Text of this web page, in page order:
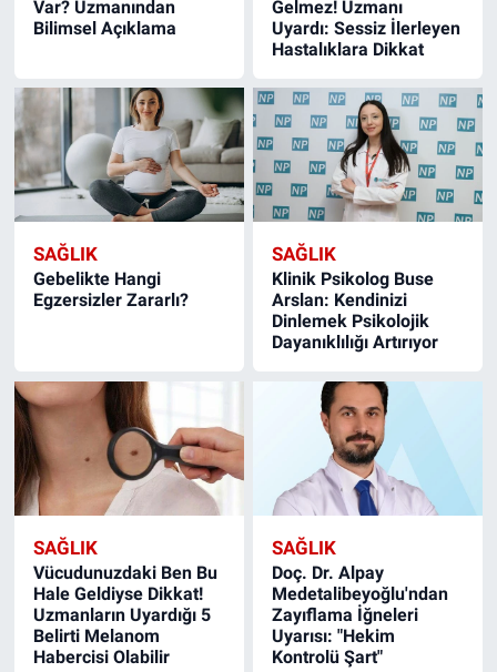
Var? Uzmanından
Bilimsel Açıklama
Gelmez! Uzmanı
Uyardı: Sessiz İlerleyen
Hastalıklara Dikkat
SAĞLIK
Gebelikte Hangi
Egzersizler Zararlı?
SAĞLIK
Klinik Psikolog Buse
Arslan: Kendinizi
Dinlemek Psikolojik
Dayanıklılığı Artırıyor
SAĞLIK
Vücudunuzdaki Ben Bu
Hale Geldiyse Dikkat!
Uzmanların Uyardığı 5
Belirti Melanom
Habercisi Olabilir
SAĞLIK
Doç. Dr. Alpay
Medetalibeyoğlu'ndan
Zayıflama İğneleri
Uyarısı: "Hekim
Kontrolü Şart"